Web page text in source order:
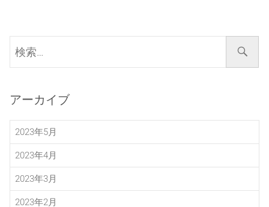
索…
アーカイブ
2023年5月
2023年4月
2023年3月
2023年2月